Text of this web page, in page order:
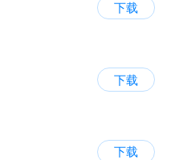
下载
下载
下载